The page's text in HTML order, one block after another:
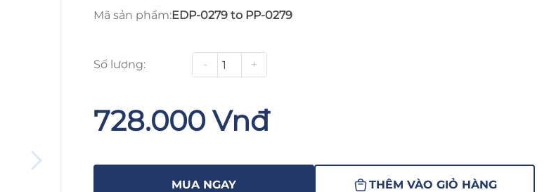
Mã sản phẩm:EDP-0279 to PP-0279
Số lượng: - +
728.000 Vnđ
MUA NGAY THÊM VÀO GIỎ HÀNG